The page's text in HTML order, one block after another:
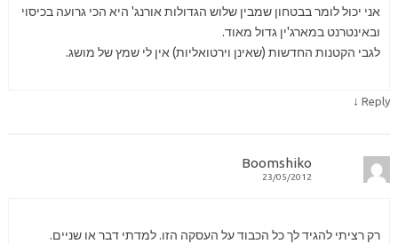
אני יכול לומר בבטחון שמבין שלוש הגדולות אורנג' היא הכי גרועה בכיסוי
ובאינטרנט במארג'ין גדול מאוד.
לגבי הקטנות החדשות (שאינן וירטואליות) אין לי שמץ של מושג.
Reply
↓
Boomshiko
23/05/2012
רק רציתי להגיד לך כל הכבוד על העסקה הזו. למדתי דבר או שניים.